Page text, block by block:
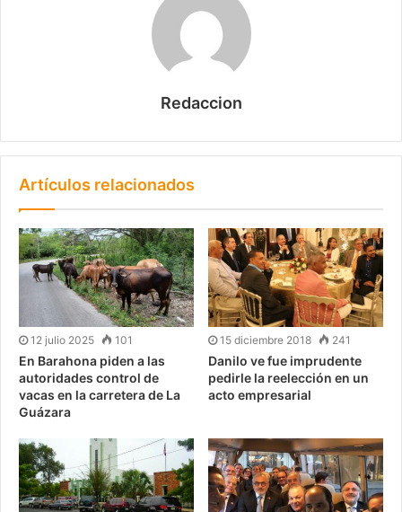
Redaccion
Artículos relacionados
12 julio 2025 101
En Barahona piden a las
autoridades control de
vacas en la carretera de La
Guázara
15 diciembre 2018 241
Danilo ve fue imprudente
pedirle la reelección en un
acto empresarial